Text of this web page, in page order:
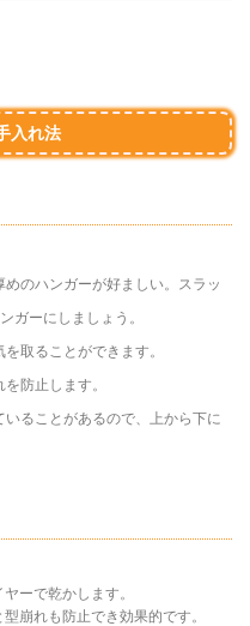
入れ法
のハンガーが好ましい。スラッ
ガーにしましょう。
取ることができます。
防止します。
ることがあるので、上から下に
ーで乾かします。
崩れも防止でき効果的です。